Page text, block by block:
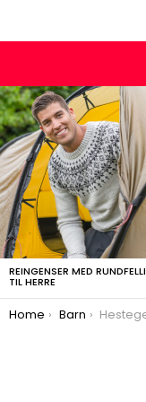
LATEST
STORIES
REINGENSER MED
TIL HERRE
You are here:
Home Barn